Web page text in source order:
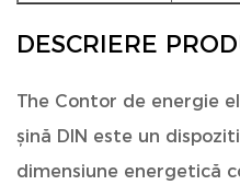
DESCRIERE
The Contor de energie
șină DIN este un
dimensiune energetică